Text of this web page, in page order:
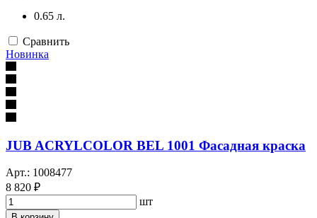
0.65 л.
Сравнить
Новинка
JUB ACRYLCOLOR BEL 1001 Фасадная краска
Арт.: 1008477
8 820 ₽
шт